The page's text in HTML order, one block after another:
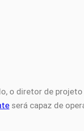
o diretor de
será capaz de